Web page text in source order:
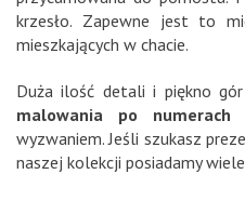
krzesło. Zapewne jest to
mieszkających w chacie.
Duża ilość detali i piękno
malowania po numerach
wyzwaniem. Jeśli szukasz
naszej kolekcji posiadamy